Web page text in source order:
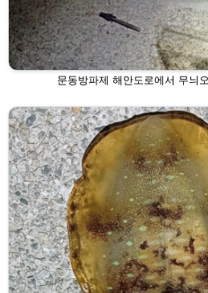
문동방파제 해안도로에서 무늬